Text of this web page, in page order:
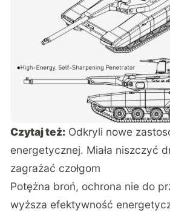
Czytaj też: Odkryli nowe
energetycznej. Miała niszczyć
zagrażać czołgom
Potężna broń, ochrona nie do
wyższa efektywność